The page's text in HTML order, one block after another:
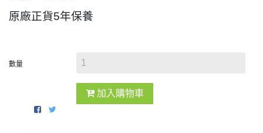
原廠正貨5年保養
數量
加入購物車